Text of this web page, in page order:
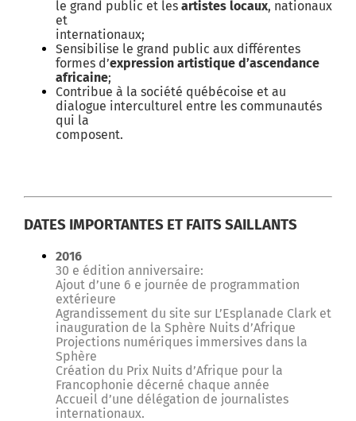
le grand public et les artistes locaux, nationaux
et
internationaux;
Sensibilise le grand public aux différentes
formes d’expression artistique d’ascendance
africaine;
Contribue à la société québécoise et au
dialogue interculturel entre les communautés
qui la
composent.
DATES IMPORTANTES ET FAITS SAILLANTS
2016
30 e édition anniversaire:
Ajout d’une 6 e journée de programmation
extérieure
Agrandissement du site sur L’Esplanade Clark et
inauguration de la Sphère Nuits d’Afrique
Projections numériques immersives dans la
Sphère
Création du Prix Nuits d’Afrique pour la
Francophonie décerné chaque année
Accueil d’une délégation de journalistes
internationaux.